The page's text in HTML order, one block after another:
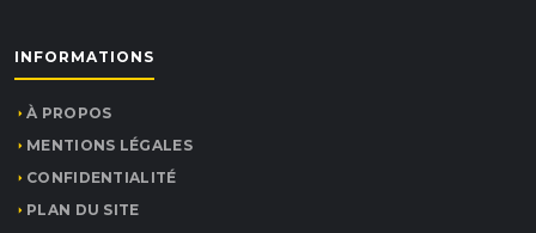
INFORMATIONS
À PROPOS
MENTIONS LÉGALES
CONFIDENTIALITÉ
PLAN DU SITE